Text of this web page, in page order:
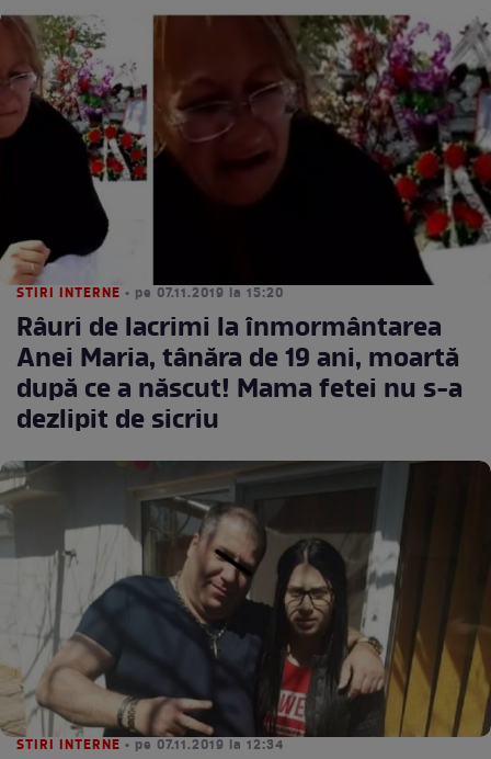
STIRI INTERNE • pe 07.11.2019 la 15:20
Râuri de lacrimi la înmormântarea
Anei Maria, tânăra de 19 ani, moartă
după ce a născut! Mama fetei nu s-a
dezlipit de sicriu
STIRI INTERNE • pe 07.11.2019 la 12:34